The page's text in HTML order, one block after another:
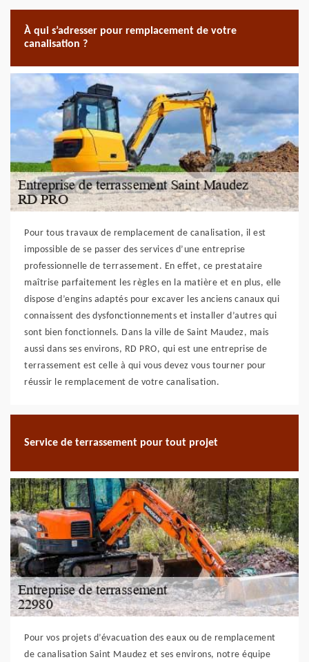
À qui s’adresser pour remplacement de votre
canalisation ?
Pour tous travaux de remplacement de canalisation, il est
impossible de se passer des services d’une entreprise
professionnelle de terrassement. En effet, ce prestataire
maîtrise parfaitement les règles en la matière et en plus, elle
dispose d’engins adaptés pour excaver les anciens canaux qui
connaissent des dysfonctionnements et installer d’autres qui
sont bien fonctionnels. Dans la ville de Saint Maudez, mais
aussi dans ses environs, RD PRO, qui est une entreprise de
terrassement est celle à qui vous devez vous tourner pour
réussir le remplacement de votre canalisation.
Service de terrassement pour tout projet
Pour vos projets d’évacuation des eaux ou de remplacement
de canalisation Saint Maudez et ses environs, notre équipe